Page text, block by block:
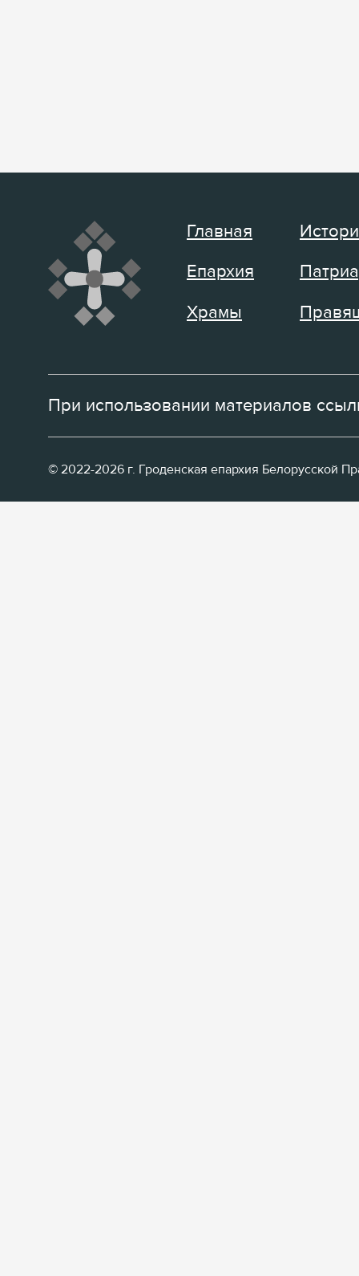
Главная
Епархия
Храмы
При использовании материалов
© 2022-2026 г. Гроденская епархия Белорусской